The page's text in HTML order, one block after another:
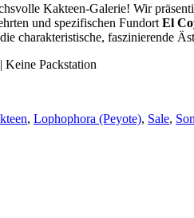
Kakteen-Galerie! Wir
und spezifischen Fundort El
charakteristische, faszinierende
Packstation
, Lophophora (Peyote), Sale,